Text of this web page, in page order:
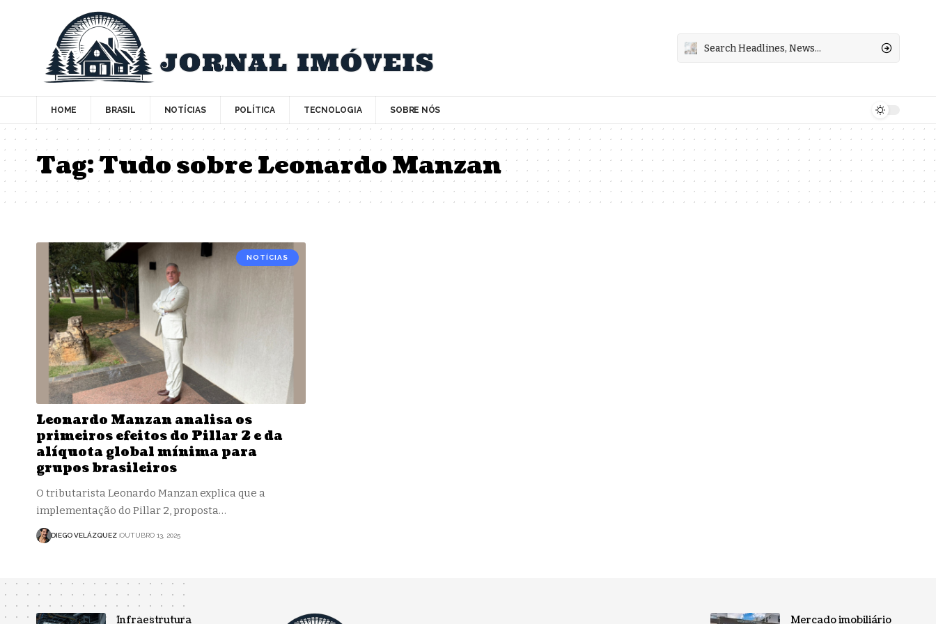
HOME BRASIL NOTÍCIAS POLÍTICA TECNOLOGIA SOBRE NÓS
Tag:Tudo sobre Leonardo Manzan
NOTÍCIAS
Leonardo Manzan analisa os
primeiros efeitos do Pillar 2 e da
alíquota global mínima para
grupos brasileiros
O tributarista Leonardo Manzan explica que a
implementação do Pillar 2, proposta…
DIEGO VELÁZQUEZ OUTUBRO 13, 2025
Infraestrutura Mercado imobiliário